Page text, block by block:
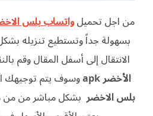
من اجل تحميلواتساب بلس
بسهولة جداً وتستطيع تنزيله
الانتقال إلى أسفل المقال وقم
الأخضر apk
وسوف يتم توجيهك
بلس الاخضر بشكل مباشر من من